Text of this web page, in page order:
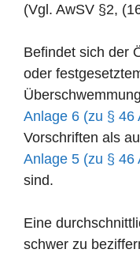
(Vgl. AwSV §2,
Befindet sich der
oder
Anlage 6 (zu § 46
Vorschriften als
Anlage 5 (zu § 46
sind.
Eine
schwer zu